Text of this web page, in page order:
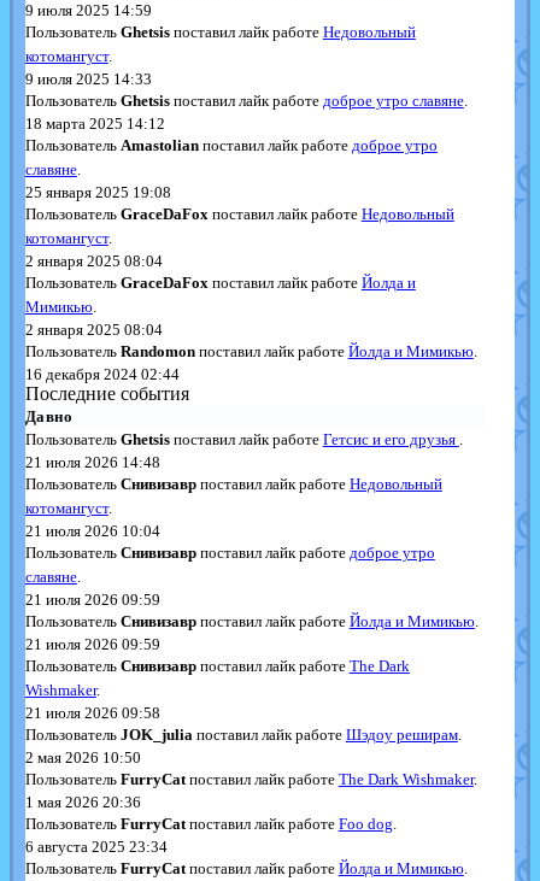
9 июля 2025 14:59
Пользователь Ghetsisпоставил лайк работе Недовольный
котомангуст.
9 июля 2025 14:33
Пользователь Ghetsisпоставил лайк работе доброе утро славяне.
18 марта 2025 14:12
Пользователь Amastolianпоставил лайк работе доброе утро
славяне.
25 января 2025 19:08
Пользователь GraceDaFoxпоставил лайк работе Недовольный
котомангуст.
2 января 2025 08:04
Пользователь GraceDaFoxпоставил лайк работе Йолда и
Мимикью.
2 января 2025 08:04
Пользователь Randomonпоставил лайк работе Йолда и Мимикью.
16 декабря 2024 02:44
Последние события
Давно
Пользователь Ghetsisпоставил лайк работе Гетсис и его друзья .
21 июля 2026 14:48
Пользователь Снивизаврпоставил лайк работе Недовольный
котомангуст.
21 июля 2026 10:04
Пользователь Снивизаврпоставил лайк работе доброе утро
славяне.
21 июля 2026 09:59
Пользователь Снивизаврпоставил лайк работе Йолда и Мимикью.
21 июля 2026 09:59
Пользователь Снивизаврпоставил лайк работе The Dark
Wishmaker.
21 июля 2026 09:58
Пользователь JOK_juliaпоставил лайк работе Шэдоу реширам.
2 мая 2026 10:50
Пользователь FurryCatпоставил лайк работе The Dark Wishmaker.
1 мая 2026 20:36
Пользователь FurryCatпоставил лайк работе Foo dog.
6 августа 2025 23:34
Пользователь FurryCatпоставил лайк работе Йолда и Мимикью.